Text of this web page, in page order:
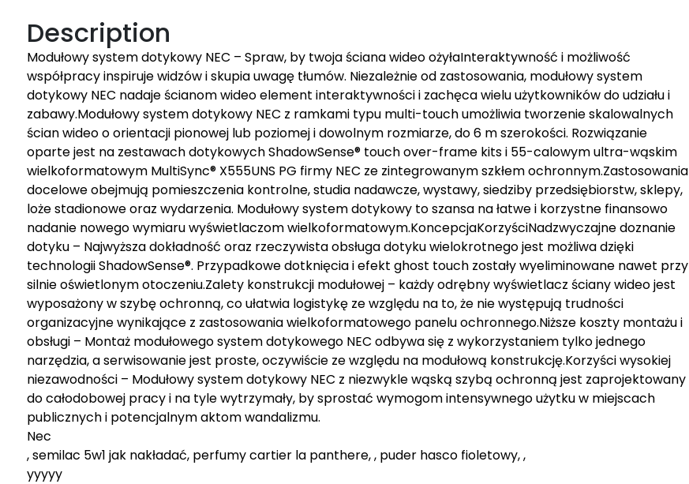
Description
Modułowy system dotykowy NEC – Spraw, by twoja ściana wideo ożyłaInteraktywność i możliwość
współpracy inspiruje widzów i skupia uwagę tłumów. Niezależnie od zastosowania, modułowy system
dotykowy NEC nadaje ścianom wideo element interaktywności i zachęca wielu użytkowników do udziału i
zabawy.Modułowy system dotykowy NEC z ramkami typu multi-touch umożliwia tworzenie skalowalnych
ścian wideo o orientacji pionowej lub poziomej i dowolnym rozmiarze, do 6 m szerokości. Rozwiązanie
oparte jest na zestawach dotykowych ShadowSense® touch over-frame kits i 55-calowym ultra-wąskim
wielkoformatowym MultiSync® X555UNS PG firmy NEC ze zintegrowanym szkłem ochronnym.Zastosowania
docelowe obejmują pomieszczenia kontrolne, studia nadawcze, wystawy, siedziby przedsiębiorstw, sklepy,
loże stadionowe oraz wydarzenia. Modułowy system dotykowy to szansa na łatwe i korzystne finansowo
nadanie nowego wymiaru wyświetlaczom wielkoformatowym.KoncepcjaKorzyściNadzwyczajne doznanie
dotyku – Najwyższa dokładność oraz rzeczywista obsługa dotyku wielokrotnego jest możliwa dzięki
technologii ShadowSense®. Przypadkowe dotknięcia i efekt ghost touch zostały wyeliminowane nawet przy
silnie oświetlonym otoczeniu.Zalety konstrukcji modułowej – każdy odrębny wyświetlacz ściany wideo jest
wyposażony w szybę ochronną, co ułatwia logistykę ze względu na to, że nie występują trudności
organizacyjne wynikające z zastosowania wielkoformatowego panelu ochronnego.Niższe koszty montażu i
obsługi – Montaż modułowego system dotykowego NEC odbywa się z wykorzystaniem tylko jednego
narzędzia, a serwisowanie jest proste, oczywiście ze względu na modułową konstrukcję.Korzyści wysokiej
niezawodności – Modułowy system dotykowy NEC z niezwykle wąską szybą ochronną jest zaprojektowany
do całodobowej pracy i na tyle wytrzymały, by sprostać wymogom intensywnego użytku w miejscach
publicznych i potencjalnym aktom wandalizmu.
Nec
, semilac 5w1 jak nakładać, perfumy cartier la panthere, , puder hasco fioletowy, ,
yyyyy